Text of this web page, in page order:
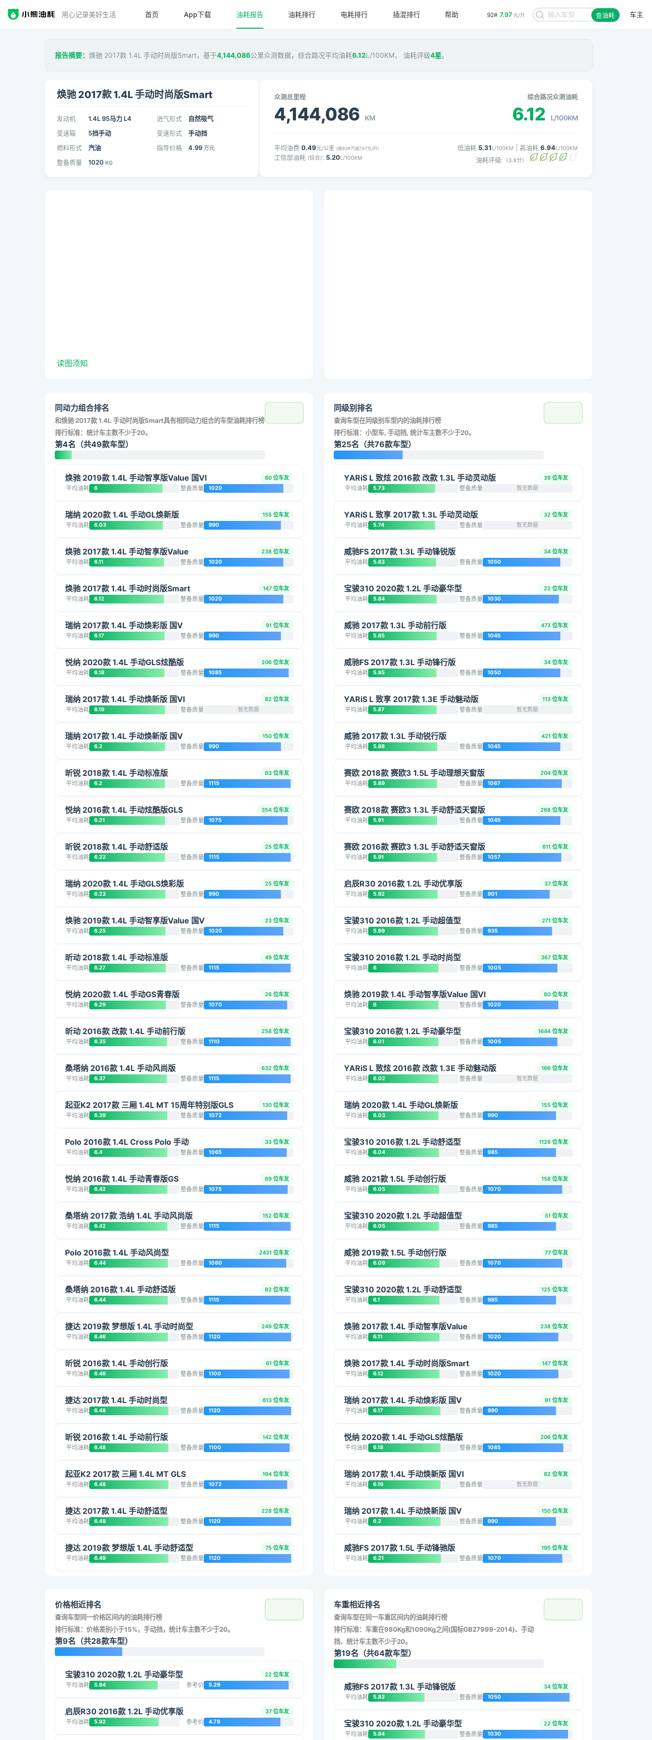
用心记录美好生活 92# 7.97 元/升 查油耗 车主
首页 App下载 油耗报告 油耗排行 电耗排行 插混排行 帮助
报告摘要： 焕驰 2017款 1.4L 手动时尚版Smart，基于4,144,086公里众测数据，综合路况平均油耗6.12L/100KM， 油耗评级4星。
焕驰 2017款 1.4L 手动时尚版Smart
发动机 1.4L 95马力 L4 进气形式
自然吸气
变速箱
5挡手动 变速形式
手动挡
燃料形式
汽油 指导价格 4.99 万元
整备质量 1020 KG
众测总里程
4,144,086 KM
综合路况众测油耗
6.12 L/100KM
平均油费 0.49元/公里 (按92#汽油7.97元/升)
工信部油耗 (综合): 5.20L/100KM
低油耗 5.31L/100KM | 高油耗 6.94L/100KM
油耗评级: （3.8分）
读图须知
同动力组合排名
和焕驰 2017款 1.4L 手动时尚版Smart具有相同动力组合的车型油耗排行榜
排行标准：统计车主数不少于20。
第4名（共49款车型）
焕驰 2019款 1.4L 手动智享版Value 国VI 80 位车友
平均油耗 6 整备质量 1020
瑞纳 2020款 1.4L 手动GL焕新版 155 位车友
平均油耗 6.03 整备质量 990
焕驰 2017款 1.4L 手动智享版Value 238 位车友
平均油耗 6.11 整备质量 1020
焕驰 2017款 1.4L 手动时尚版Smart 147 位车友
平均油耗 6.12 整备质量 1020
瑞纳 2017款 1.4L 手动焕彩版 国V 91 位车友
平均油耗 6.17 整备质量 990
悦纳 2020款 1.4L 手动GLS炫酷版 206 位车友
平均油耗 6.18 整备质量 1085
瑞纳 2017款 1.4L 手动焕新版 国VI 82 位车友
平均油耗 6.19 整备质量 暂无数据
瑞纳 2017款 1.4L 手动焕新版 国V 150 位车友
平均油耗 6.2 整备质量 990
昕锐 2018款 1.4L 手动标准版 63 位车友
平均油耗 6.2 整备质量 1115
悦纳 2016款 1.4L 手动炫酷版GLS 354 位车友
平均油耗 6.21 整备质量 1075
昕锐 2018款 1.4L 手动舒适版 25 位车友
平均油耗 6.22 整备质量 1115
瑞纳 2020款 1.4L 手动GLS焕彩版 25 位车友
平均油耗 6.23 整备质量 990
焕驰 2019款 1.4L 手动智享版Value 国V 23 位车友
平均油耗 6.25 整备质量 1020
昕动 2018款 1.4L 手动标准版 49 位车友
平均油耗 6.27 整备质量 1115
悦纳 2020款 1.4L 手动GS青春版 26 位车友
平均油耗 6.29 整备质量 1070
昕动 2016款 改款 1.4L 手动前行版 258 位车友
平均油耗 6.35 整备质量 1110
桑塔纳 2016款 1.4L 手动风尚版 632 位车友
平均油耗 6.37 整备质量 1115
起亚K2 2017款 三厢 1.4L MT 15周年特别版GLS 130 位车友
平均油耗 6.39 整备质量 1072
Polo 2016款 1.4L Cross Polo 手动 33 位车友
平均油耗 6.4 整备质量 1065
悦纳 2016款 1.4L 手动青春版GS 69 位车友
平均油耗 6.42 整备质量 1075
桑塔纳 2017款 浩纳 1.4L 手动风尚版 152 位车友
平均油耗 6.42 整备质量 1115
Polo 2016款 1.4L 手动风尚型 2431 位车友
平均油耗 6.44 整备质量 1060
桑塔纳 2016款 1.4L 手动舒适版 82 位车友
平均油耗 6.44 整备质量 1115
捷达 2019款 梦想版 1.4L 手动时尚型 249 位车友
平均油耗 6.46 整备质量 1120
昕锐 2016款 1.4L 手动创行版 61 位车友
平均油耗 6.46 整备质量 1100
捷达 2017款 1.4L 手动时尚型 813 位车友
平均油耗 6.48 整备质量 1120
昕锐 2016款 1.4L 手动前行版 142 位车友
平均油耗 6.48 整备质量 1100
起亚K2 2017款 三厢 1.4L MT GLS 194 位车友
平均油耗 6.48 整备质量 1072
捷达 2017款 1.4L 手动舒适型 228 位车友
平均油耗 6.49 整备质量 1120
捷达 2019款 梦想版 1.4L 手动舒适型 75 位车友
平均油耗 6.49 整备质量 1120
同级别排名
查询车型在同级别车型内的油耗排行榜
排行标准：小型车, 手动挡, 统计车主数不少于20。
第25名（共76款车型）
YARiS L 致炫 2016款 改款 1.3L 手动灵动版 39 位车友
平均油耗 5.73 整备质量 暂无数据
YARiS L 致享 2017款 1.3L 手动灵动版 32 位车友
平均油耗 5.74 整备质量 暂无数据
威驰FS 2017款 1.3L 手动锋锐版 34 位车友
平均油耗 5.83 整备质量 1050
宝骏310 2020款 1.2L 手动豪华型 22 位车友
平均油耗 5.84 整备质量 1030
威驰 2017款 1.3L 手动前行版 473 位车友
平均油耗 5.85 整备质量 1045
威驰FS 2017款 1.3L 手动锋行版 34 位车友
平均油耗 5.85 整备质量 1050
YARiS L 致享 2017款 1.3E 手动魅动版 113 位车友
平均油耗 5.87 整备质量 暂无数据
威驰 2017款 1.3L 手动锐行版 421 位车友
平均油耗 5.88 整备质量 1045
赛欧 2018款 赛欧3 1.5L 手动理想天窗版 204 位车友
平均油耗 5.89 整备质量 1067
赛欧 2018款 赛欧3 1.3L 手动舒适天窗版 268 位车友
平均油耗 5.91 整备质量 1045
赛欧 2016款 赛欧3 1.3L 手动舒适天窗版 611 位车友
平均油耗 5.91 整备质量 1057
启辰R30 2016款 1.2L 手动优享版 37 位车友
平均油耗 5.92 整备质量 901
宝骏310 2016款 1.2L 手动超值型 271 位车友
平均油耗 5.99 整备质量 935
宝骏310 2016款 1.2L 手动时尚型 367 位车友
平均油耗 6 整备质量 1005
焕驰 2019款 1.4L 手动智享版Value 国VI 80 位车友
平均油耗 6 整备质量 1020
宝骏310 2016款 1.2L 手动豪华型 1644 位车友
平均油耗 6.01 整备质量 1005
YARiS L 致炫 2016款 改款 1.3E 手动魅动版 166 位车友
平均油耗 6.02 整备质量 暂无数据
瑞纳 2020款 1.4L 手动GL焕新版 155 位车友
平均油耗 6.03 整备质量 990
宝骏310 2016款 1.2L 手动舒适型 1126 位车友
平均油耗 6.04 整备质量 985
威驰 2021款 1.5L 手动创行版 158 位车友
平均油耗 6.05 整备质量 1070
宝骏310 2020款 1.2L 手动超值型 51 位车友
平均油耗 6.05 整备质量 985
威驰 2019款 1.5L 手动创行版 77 位车友
平均油耗 6.09 整备质量 1070
宝骏310 2020款 1.2L 手动舒适型 125 位车友
平均油耗 6.1 整备质量 985
焕驰 2017款 1.4L 手动智享版Value 238 位车友
平均油耗 6.11 整备质量 1020
焕驰 2017款 1.4L 手动时尚版Smart 147 位车友
平均油耗 6.12 整备质量 1020
瑞纳 2017款 1.4L 手动焕彩版 国V 91 位车友
平均油耗 6.17 整备质量 990
悦纳 2020款 1.4L 手动GLS炫酷版 206 位车友
平均油耗 6.18 整备质量 1085
瑞纳 2017款 1.4L 手动焕新版 国VI 82 位车友
平均油耗 6.19 整备质量 暂无数据
瑞纳 2017款 1.4L 手动焕新版 国V 150 位车友
平均油耗 6.2 整备质量 990
威驰FS 2017款 1.5L 手动锋驰版 195 位车友
平均油耗 6.21 整备质量 1070
价格相近排名
查询车型同一价格区间内的油耗排行榜
排行标准：价格差别小于15%，手动挡，统计车主数不少于20。
第9名（共28款车型）
宝骏310 2020款 1.2L 手动豪华型 22 位车友
平均油耗 5.84 参考价 5.29
启辰R30 2016款 1.2L 手动优享版 37 位车友
平均油耗 5.92 参考价 4.79
车重相近排名
查询车型在同一车重区间内的油耗排行榜
排行标准：车重在980Kg和1090Kg之间(国标GB27999-2014)、手动
挡、统计车主数不少于20。
第19名（共64款车型）
威驰FS 2017款 1.3L 手动锋锐版 34 位车友
平均油耗 5.83 整备质量 1050
宝骏310 2020款 1.2L 手动豪华型 22 位车友
平均油耗 5.84 整备质量 1030